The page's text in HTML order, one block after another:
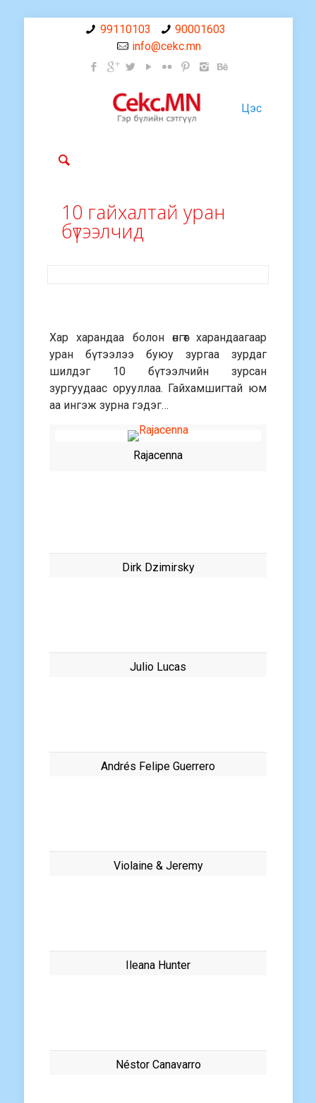
99110103
90001603
info@cekc.mn
Цэс
10 гайхалтай уран
бүтээлчид
Хар харандаа болон өнгөт харандаагаар
уран бүтээлээ буюу зургаа зурдаг
шилдэг 10 бүтээлчийн зурсан
зургуудаас орууллаа. Гайхамшигтай юм
аа ингэж зурна гэдэг…
Rajacenna
Dirk Dzimirsky
Julio Lucas
Andrés Felipe Guerrero
Violaine & Jeremy
Ileana Hunter
Néstor Canavarro